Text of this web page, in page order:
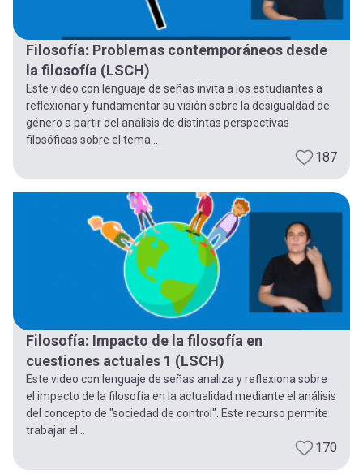
Filosofía: Problemas contemporáneos desde
la filosofía (LSCH)
Este video con lenguaje de señas invita a los estudiantes a
reflexionar y fundamentar su visión sobre la desigualdad de
género a partir del análisis de distintas perspectivas
filosóficas sobre el tema...
187
Filosofía: Impacto de la filosofía en
cuestiones actuales 1 (LSCH)
Este video con lenguaje de señas analiza y reflexiona sobre
el impacto de la filosofía en la actualidad mediante el análisis
del concepto de "sociedad de control". Este recurso permite
trabajar el...
170